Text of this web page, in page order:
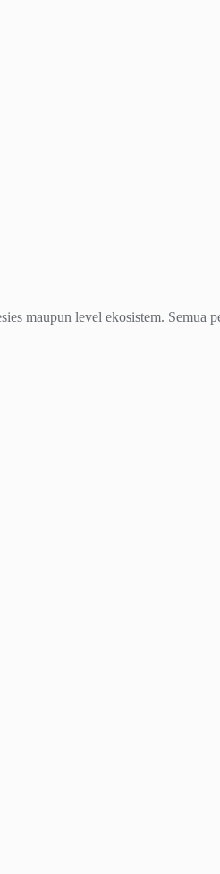
maupun level ekosistem.